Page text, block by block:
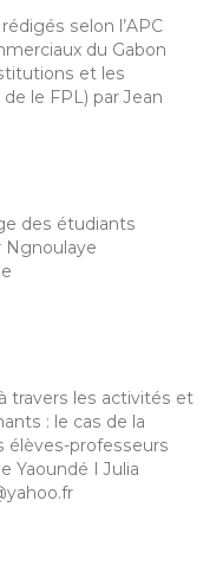
selon l’APC
du Gabon
et les
le FPL) par Jean
des étudiants
Ngnoulaye
travers les activités et
: le cas de la
élèves-professeurs
Yaoundé I Julia